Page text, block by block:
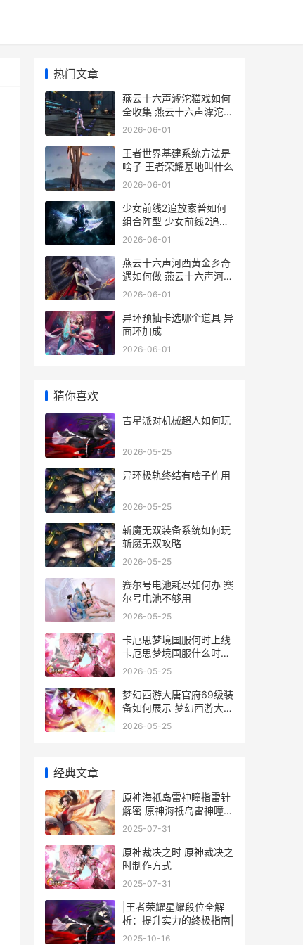
热门文章
燕云十六声滹沱猫戏如何
全收集 燕云十六声滹沱大
轻功怎么不能用
2026-06-01
王者世界基建系统方法是
啥子 王者荣耀基地叫什么
2026-06-01
少女前线2追放索普如何
组合阵型 少女前线2追放
云游戏
2026-06-01
燕云十六声河西黄金乡奇
遇如何做 燕云十六声河西
怎么去
2026-06-01
异环预抽卡选哪个道具 异
面环加成
2026-06-01
猜你喜欢
吉星派对机械超人如何玩
2026-05-25
异环极轨终结有啥子作用
2026-05-25
斩魔无双装备系统如何玩
斩魔无双攻略
2026-05-25
赛尔号电池耗尽如何办 赛
尔号电池不够用
2026-05-25
卡厄思梦境国服何时上线
卡厄思梦境国服什么时候
公测
2026-05-25
梦幻西游大唐官府69级装
备如何展示 梦幻西游大唐
官府是烟花区吗
2026-05-25
经典文章
原神海祇岛雷神瞳指雷针
解密 原神海祇岛雷神瞳位
置
2025-07-31
原神裁决之时 原神裁决之
时制作方式
2025-07-31
|王者荣耀星耀段位全解
析：提升实力的终极指南|
2025-10-16